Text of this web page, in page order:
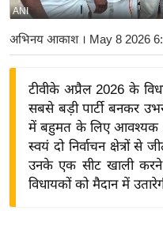
बि
ज़
ने
द्यो
ANI
अभिनय आकाश। May 8 2026
टीवीके अप्रैल 2026 के
सबसे बड़ी पार्टी बनकर
में बहुमत के लिए आवश्यक
स्वयं दो निर्वाचन क्षेत्रों
उनके एक सीट खाली करने
विधायकों को मैदान में